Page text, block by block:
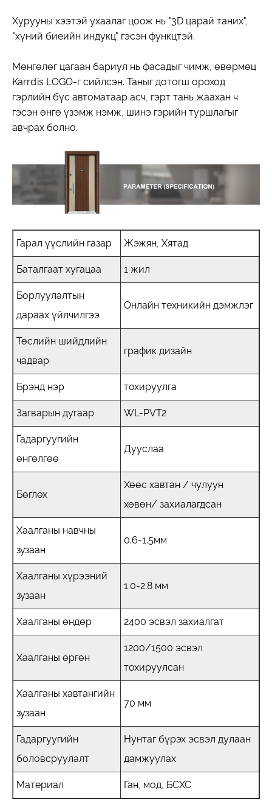
Хурууны хээтэй ухаалаг цоож нь "3D царай таних",
"хүний ​​биеийн индукц" гэсэн функцтэй.
Мөнгөлөг цагаан бариул нь фасадыг чимж, өвөрмөц
Karrdis LOGO-г сийлсэн. Таныг дотогш ороход
гэрлийн бүс автоматаар асч, гэрт тань жаахан ч
гэсэн өнгө үзэмж нэмж, шинэ гэрийн туршлагыг
авчрах болно.
Гарал үүслийн газар Жэжян, Хятад
Баталгаат хугацаа 1 жил
Борлуулалтын
дараах үйлчилгээ
Онлайн техникийн дэмжлэг
Төслийн шийдлийн
чадвар
график дизайн
Брэнд нэр тохируулга
Загварын дугаар WL-PVT2
Гадаргуугийн
өнгөлгөө
Дууслаа
Бөглөх
Хөөс хавтан / чулуун
хөвөн/ захиалагдсан
Хаалганы навчны
зузаан
0.6-1.5мм
Хаалганы хүрээний
зузаан
1.0-2.8 мм
Хаалганы өндөр 2400 эсвэл захиалгат
Хаалганы өргөн
1200/1500 эсвэл
тохируулсан
Хаалганы хавтангийн
зузаан
70 мм
Гадаргуугийн
боловсруулалт
Нунтаг бүрэх эсвэл дулаан
дамжуулах
Материал Ган, мод, БСХС